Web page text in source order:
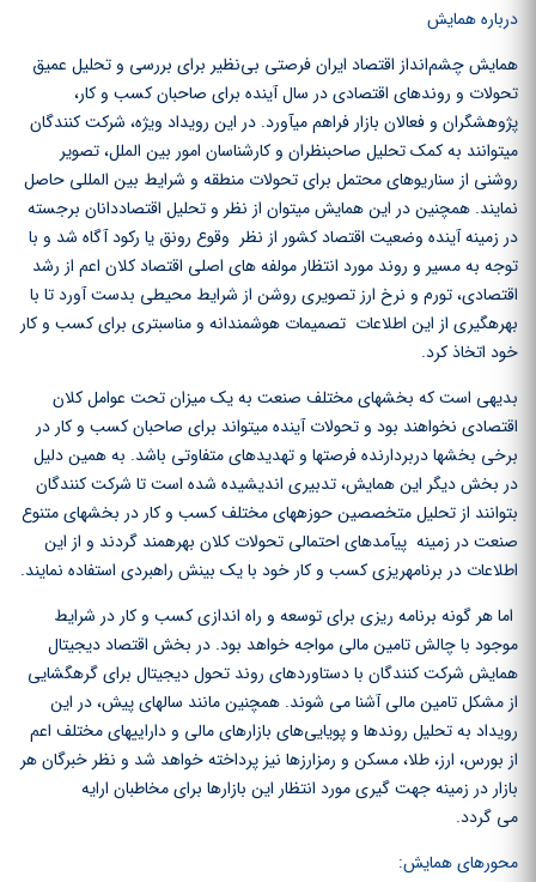
درباره همایش
همایش چشم‌انداز اقتصاد ایران فرصتی بی‌نظیر برای بررسی و تحلیل عمیق
تحولات و روندهای اقتصادی در سال آینده برای صاحبان کسب و کار،
پژوهشگران و فعالان بازار فراهم می‏آورد. در این رویداد ویژه، شرکت کنندگان
می‏توانند به کمک تحلیل صاحب‏نظران و کارشناسان امور بین الملل، تصویر
روشنی از سناریو‏های محتمل برای تحولات منطقه و شرایط بین المللی حاصل
نمایند. همچنین در این همایش می‏توان از نظر و تحلیل اقتصاددانان برجسته
در زمینه آینده وضعیت اقتصاد کشور از نظر وقوع رونق یا رکود آگاه شد و با
توجه به مسیر و روند مورد انتظار مولفه های اصلی اقتصاد کلان اعم از رشد
اقتصادی، تورم و نرخ ارز تصویری روشن از شرایط محیطی بدست آورد تا با
بهره‏گیری از این اطلاعات تصمیمات هوشمندانه و مناسب‏تری برای کسب و کار
خود اتخاذ کرد.
بدیهی است که بخش‏های مختلف صنعت به یک میزان تحت عوامل کلان
اقتصادی نخواهند بود و تحولات آینده می‏تواند برای صاحبان کسب و کار در
برخی بخش‏ها دربردارنده فرصت‏ها و تهدید‏های متفاوتی باشد. به همین دلیل
در بخش دیگر این همایش، تدبیری اندیشیده شده است تا شرکت کنندگان
بتوانند از تحلیل متخصصین حوزه‏های مختلف کسب و کار در بخش‏های متنوع
صنعت در زمینه پیآمد‏های احتمالی تحولات کلان بهره‏مند گردند و از این
اطلاعات در برنامه‏ریزی کسب و کار خود با یک بینش راهبردی استفاده نمایند.
اما هر گونه برنامه‏ ریزی برای توسعه و راه اندازی کسب و کار در شرایط
موجود با چالش تامین مالی مواجه خواهد بود. در بخش اقتصاد دیجیتال
همایش شرکت کنندگان با دستاوردهای روند تحول دیجیتال برای گره‏گشایی
از مشکل تامین مالی آشنا می شوند. همچنین مانند سال‏های پیش، در این
رویداد به تحلیل روندها و پویایی‌های بازارهای مالی و دارایی‏های مختلف اعم
از بورس، ارز، طلا، مسکن و رمزارزها نیز پرداخته خواهد شد و نظر خبرگان هر
بازار در زمینه جهت گیری مورد انتظار این بازارها برای مخاطبان ارایه
می ‏گردد.
محورهای همایش: